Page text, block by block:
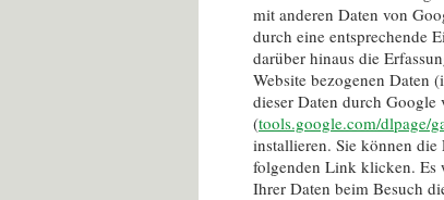
mit anderen Daten von
durch eine entsprechende
darüber hinaus die
Website bezogenen Daten
dieser Daten durch
(tools.google.com/dlpage/
installieren. Sie können
folgenden Link klicken. Es
Ihrer Daten beim Besuch